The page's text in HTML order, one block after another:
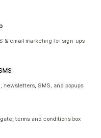
& email marketing for sign-ups
newsletters, SMS, and popups
terms and conditions box